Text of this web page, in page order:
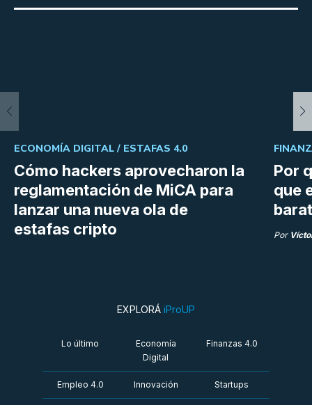
Cómo hackers aprovecharon la
reglamentación de MiCA para
lanzar una nueva ola de
estafas cripto
ECONOMÍA DIGITAL / ESTAFAS 4.0
Por
que
Por
EXPLORÁ iProUP
Lo último
Economía
Digital
Finanzas 4.0
Empleo 4.0 Innovación Startups